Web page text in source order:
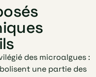
des microalgues :
une partie des